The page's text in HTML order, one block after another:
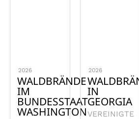
2026
WALDBRÄNDE
IM
BUNDESSTAAT
WASHINGTON
2026
IN
GEORGIA
VEREINIGTE